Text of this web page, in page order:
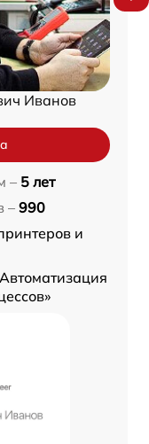
Иванов
– 5 лет
– 990
и